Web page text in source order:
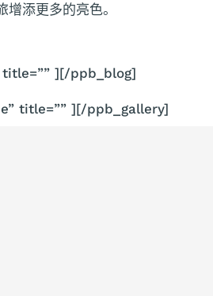
添更多的亮色。
title=”” ][/ppb_blog]
title=”” ][/ppb_gallery]